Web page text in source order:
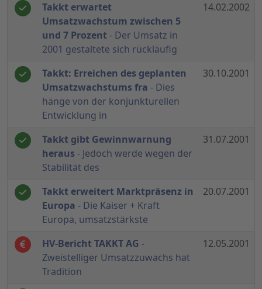
Takkt erwartet
Umsatzwachstum zwischen 5
und 7 Prozent - Der Umsatz in
2001 gestaltete sich rückläufig
14.02.2002
Takkt: Erreichen des geplanten
Umsatzwachstums fra - Dies
hänge von der konjunkturellen
Entwicklung in
30.10.2001
Takkt gibt Gewinnwarnung
heraus - Jedoch werde wegen der
Stabilität des
31.07.2001
Takkt erweitert Marktpräsenz in
Europa - Die Kaiser + Kraft
Europa, umsatzstärkste
20.07.2001
HV-Bericht TAKKT AG -
Zweistelliger Umsatzzuwachs hat
Tradition
12.05.2001